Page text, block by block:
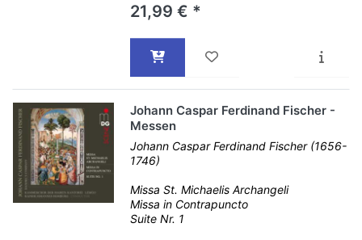
21,99 € *
Johann Caspar Ferdinand Fischer -
Messen
Johann Caspar Ferdinand Fischer (1656-
1746)
Missa St. Michaelis Archangeli
Missa in Contrapuncto
Suite Nr. 1